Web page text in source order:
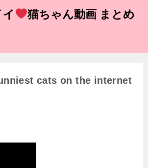
猫ちゃん動画 まとめ
cats on the internet